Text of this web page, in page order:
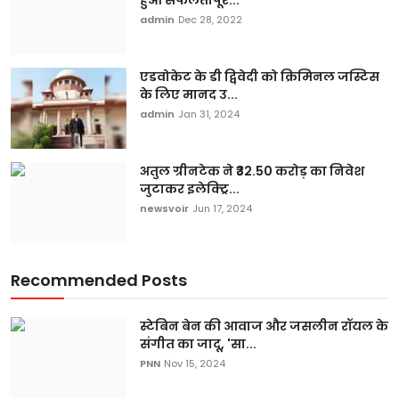
admin Dec 28, 2022
एडवोकेट के डी द्विवेदी को क्रिमिनल जस्टिस
के लिए मानद उ...
admin Jan 31, 2024
अतुल ग्रीनटेक ने ₹32.50 करोड़ का निवेश
जुटाकर इलेक्ट्रि...
newsvoir Jun 17, 2024
Recommended Posts
स्टेबिन बेन की आवाज और जसलीन रॉयल के
संगीत का जादू, 'सा...
PNN Nov 15, 2024